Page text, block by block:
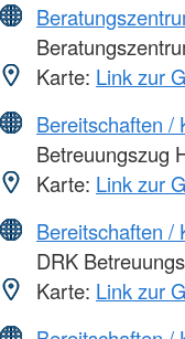
Karte: Link zur
Bereitschaften /
Betreuungszug
Karte: Link zur
Bereitschaften /
DRK
Karte: Link zur